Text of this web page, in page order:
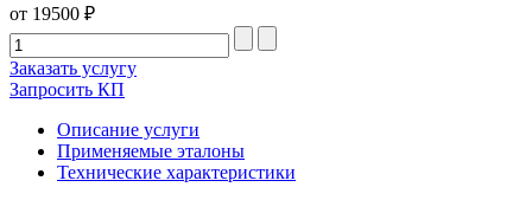
от 19500 ₽
Заказать услугу
Запросить КП
Описание услуги
Применяемые эталоны
Технические характеристики